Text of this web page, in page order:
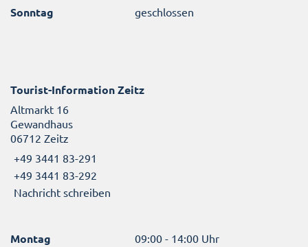
Sonntag geschlossen
Tourist-Information Zeitz
Altmarkt 16
Gewandhaus
06712 Zeitz
+49 3441 83-291
+49 3441 83-292
Nachricht schreiben
Montag 09:00 - 14:00 Uhr